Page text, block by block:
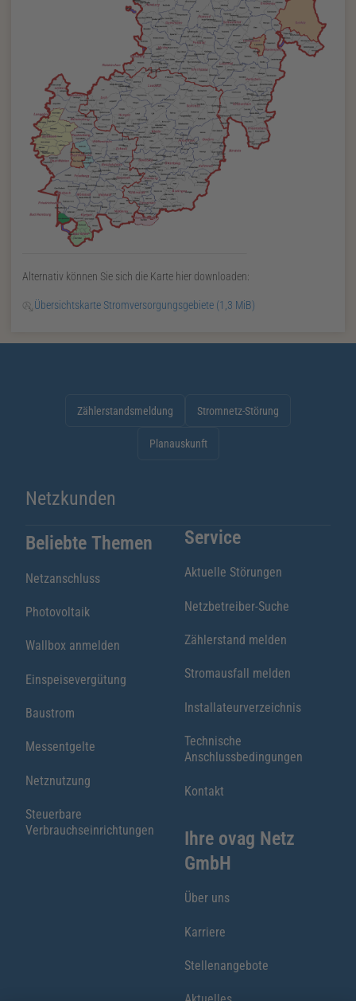
Alternativ können Sie sich die Karte hier downloaden:
Übersichtskarte Stromversorgungsgebiete (1,3 MiB)
Zählerstandsmeldung Stromnetz-Störung
Planauskunft
Netzkunden
Beliebte Themen
Netzanschluss
Photovoltaik
Wallbox anmelden
Einspeisevergütung
Baustrom
Messentgelte
Netznutzung
Steuerbare
Verbrauchseinrichtungen
Service
Aktuelle Störungen
Netzbetreiber-Suche
Zählerstand melden
Stromausfall melden
Installateurverzeichnis
Technische
Anschlussbedingungen
Kontakt
Ihre ovag Netz
GmbH
Über uns
Karriere
Stellenangebote